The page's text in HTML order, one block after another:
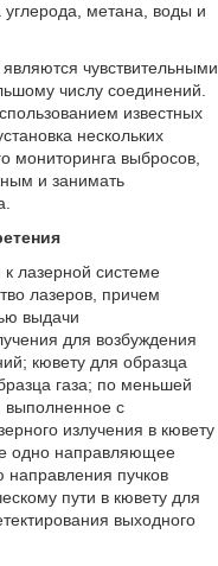
углерода, метана, воды и
чувствительными
числу соединений.
известных
нескольких
мониторинга выбросов,
и занимать
лазерной системе
лазеров, причем
выдачи
для возбуждения
кювету для образца
газа; по меньшей
выполненное с
излучения в кювету
одно направляющее
направления пучков
пути в кювету для
выходного